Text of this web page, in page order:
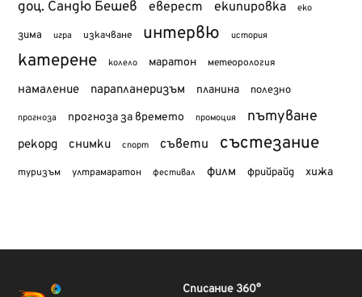
доц. Сандю Бешев еверест екипировка еко
зима игра изкачване интервю история
катерене колело маратон метеорология
намаление парапланеризъм планина полезно
прогноза прогноза за времето промоция пътуване
рекорд снимки спорт съвети състезание
туризъм ултрамаратон фестивал филм фрийрайд хижа
Списание 360°